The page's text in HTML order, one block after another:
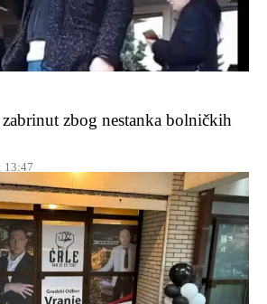
zbog nestanka bolničkih
13:47